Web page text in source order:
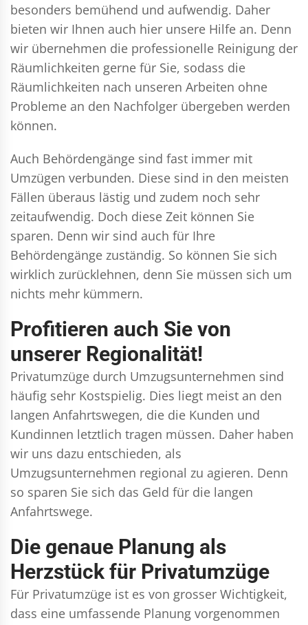
besonders bemühend und aufwendig. Daher
bieten wir Ihnen auch hier unsere Hilfe an. Denn
wir übernehmen die professionelle Reinigung der
Räumlichkeiten gerne für Sie, sodass die
Räumlichkeiten nach unseren Arbeiten ohne
Probleme an den Nachfolger übergeben werden
können.
Auch Behördengänge sind fast immer mit
Umzügen verbunden. Diese sind in den meisten
Fällen überaus lästig und zudem noch sehr
zeitaufwendig. Doch diese Zeit können Sie
sparen. Denn wir sind auch für Ihre
Behördengänge zuständig. So können Sie sich
wirklich zurücklehnen, denn Sie müssen sich um
nichts mehr kümmern.
Profitieren auch Sie von
unserer Regionalität!
Privatumzüge durch Umzugsunternehmen sind
häufig sehr Kostspielig. Dies liegt meist an den
langen Anfahrtswegen, die die Kunden und
Kundinnen letztlich tragen müssen. Daher haben
wir uns dazu entschieden, als
Umzugsunternehmen regional zu agieren. Denn
so sparen Sie sich das Geld für die langen
Anfahrtswege.
Die genaue Planung als
Herzstück für Privatumzüge
Für Privatumzüge ist es von grosser Wichtigkeit,
dass eine umfassende Planung vorgenommen